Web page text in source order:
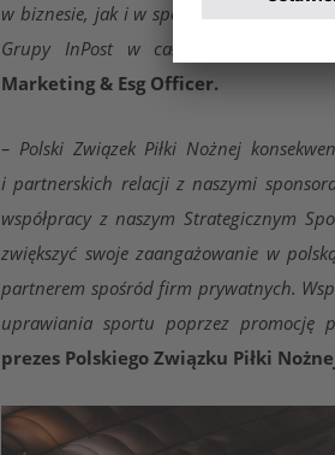
w biznesie, jak i w sporcie. Marketing
Grupy InPost w całej Europie –
Marketing & Esg Officer.
– Polski Związek Piłki Nożnej
i partnerskich relacji z naszymi
współpracy z naszym Strategicznym
zwiększyć swoje zaangażowanie w
partnerem spośród firm prywatnych.
uprawiania sportu poprzez promocję
prezes Polskiego Związku Piłki